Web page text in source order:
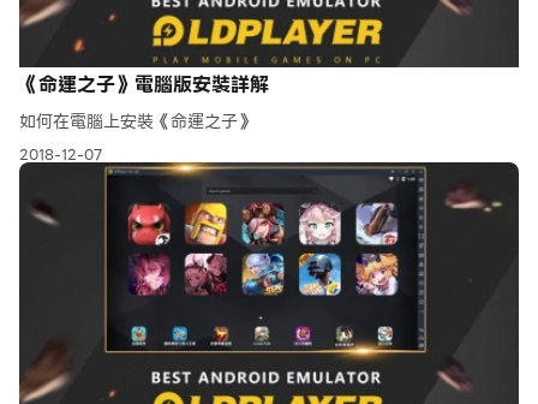
《命運之子》電腦版安裝詳解
如何在電腦上安裝《命運之子》
2018-12-07